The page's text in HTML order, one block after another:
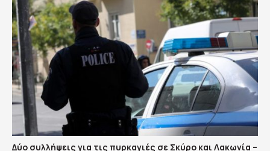
Δύο συλλήψεις για τις πυρκαγιές σε Σκύρο και Λακωνία –